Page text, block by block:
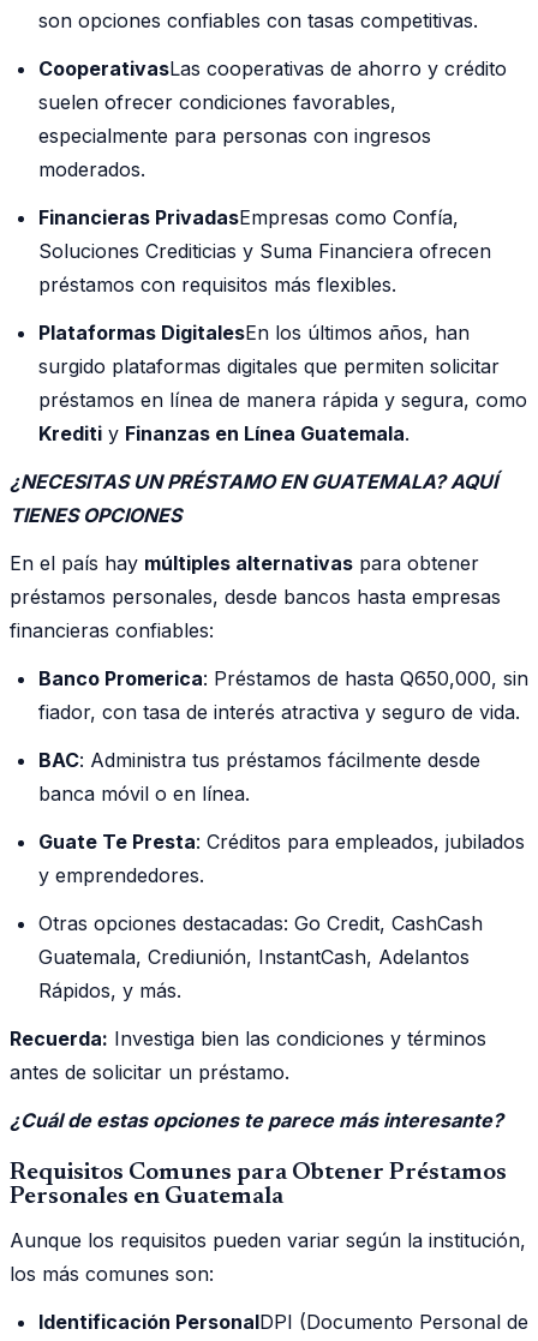
son opciones confiables con tasas competitivas.
CooperativasLas cooperativas de ahorro y crédito
suelen ofrecer condiciones favorables,
especialmente para personas con ingresos
moderados.
Financieras PrivadasEmpresas como Confía,
Soluciones Crediticias y Suma Financiera ofrecen
préstamos con requisitos más flexibles.
Plataformas DigitalesEn los últimos años, han
surgido plataformas digitales que permiten solicitar
préstamos en línea de manera rápida y segura, como
Krediti y Finanzas en Línea Guatemala.
¿NECESITAS UN PRÉSTAMO EN GUATEMALA? AQUÍ
TIENES OPCIONES
En el país hay múltiples alternativas para obtener
préstamos personales, desde bancos hasta empresas
financieras confiables:
Banco Promerica: Préstamos de hasta Q650,000, sin
fiador, con tasa de interés atractiva y seguro de vida.
BAC: Administra tus préstamos fácilmente desde
banca móvil o en línea.
Guate Te Presta: Créditos para empleados, jubilados
y emprendedores.
Otras opciones destacadas: Go Credit, CashCash
Guatemala, Crediunión, InstantCash, Adelantos
Rápidos, y más.
Recuerda: Investiga bien las condiciones y términos
antes de solicitar un préstamo.
¿Cuál de estas opciones te parece más interesante?
Requisitos Comunes para Obtener Préstamos
Personales en Guatemala
Aunque los requisitos pueden variar según la institución,
los más comunes son:
Identificación PersonalDPI (Documento Personal de